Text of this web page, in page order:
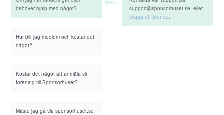
behöver hjälp med något?
Hur blir jag medlem och kostar det
något?
Kostar det något att anmäla sin
förening till Sponsorhuset?
Måste jag gå via sponsorhuset.se
support@sponsorhuset.se, eller
skapa ett ärende.